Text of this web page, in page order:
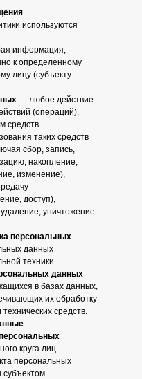
используются
информация,
к определенному
лицу (субъекту
— любое действие
(операций),
средств
таких средств
сбор, запись,
накопление,
изменение),
доступ),
уничтожение
персональных
данных
техники.
данных
в базах данных,
их обработку
средств.
круга лиц
персональных
субъектом